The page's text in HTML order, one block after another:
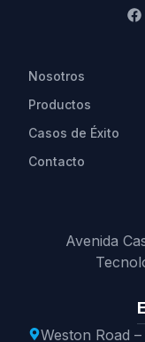
Nosotros
Productos
Casos de Éxito
Contacto
Avenida
Weston Road